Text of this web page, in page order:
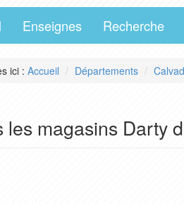
Enseignes Recherche
ici : Accueil Départements
les magasins Darty